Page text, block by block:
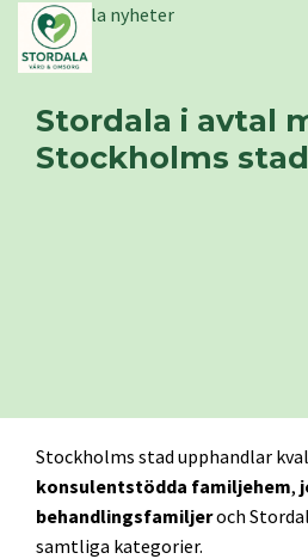
Stordala nyheter
Stordala i avtal
Stockholms stad
Stockholms stad upphandlar
konsulentstödda familjehem,
behandlingsfamiljeroch
samtliga kategorier.